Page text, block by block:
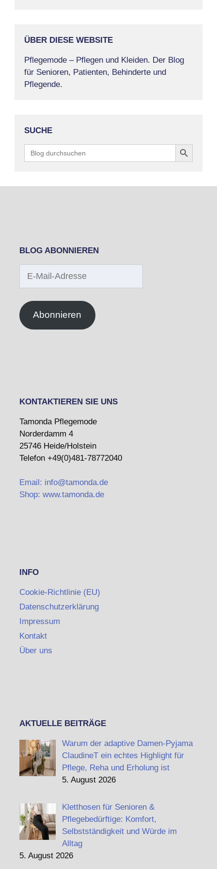
ÜBER DIESE WEBSITE
Pflegemode – Pflegen und Kleiden. Der Blog
für Senioren, Patienten, Behinderte und
Pflegende.
SUCHE
for:
Search Button
BLOG ABONNIEREN
Abonnieren
KONTAKTIEREN SIE UNS
Tamonda Pflegemode
Norderdamm 4
25746 Heide/Holstein
Telefon +49(0)481-78772040
Email: info@tamonda.de
Shop: www.tamonda.de
INFO
Cookie-Richtlinie (EU)
Datenschutzerklärung
Impressum
Kontakt
Über uns
AKTUELLE BEITRÄGE
Warum der adaptive Damen-Pyjama
ClaudineT ein echtes Highlight für
Pflege, Reha und Erholung ist
5. August 2026
Kletthosen für Senioren &
Pflegebedürftige: Komfort,
Selbstständigkeit und Würde im
Alltag
5. August 2026